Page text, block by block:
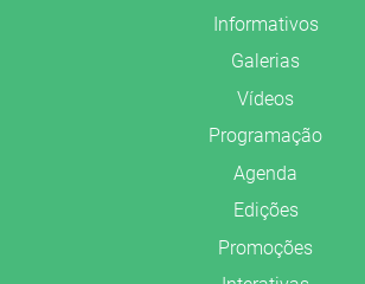
Informativos
Galerias
Vídeos
Programação
Agenda
Edições
Promoções